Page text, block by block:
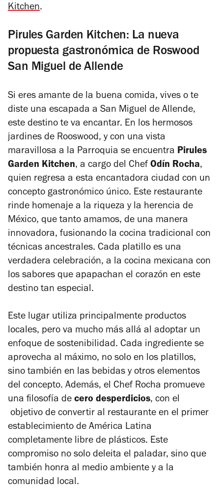
Kitchen.
Pirules Garden Kitchen: La nueva
propuesta gastronómica de Roswood
San Miguel de Allende
Si eres amante de la buena comida, vives o te
diste una escapada a San Miguel de Allende,
este destino te va encantar. En los hermosos
jardines de Rooswood, y con una vista
maravillosa a la Parroquia se encuentra Pirules
Garden Kitchen, a cargo del Chef Odín Rocha,
quien regresa a esta encantadora ciudad con un
concepto gastronómico único. Este restaurante
rinde homenaje a la riqueza y la herencia de
México, que tanto amamos, de una manera
innovadora, fusionando la cocina tradicional con
técnicas ancestrales. Cada platillo es una
verdadera celebración, a la cocina mexicana con
los sabores que apapachan el corazón en este
destino tan especial.
Este lugar utiliza principalmente productos
locales, pero va mucho más allá al adoptar un
enfoque de sostenibilidad. Cada ingrediente se
aprovecha al máximo, no solo en los platillos,
sino también en las bebidas y otros elementos
del concepto. Además, el Chef Rocha promueve
una filosofía de cero desperdicios, con el
objetivo de convertir al restaurante en el primer
establecimiento de América Latina
completamente libre de plásticos. Este
compromiso no solo deleita el paladar, sino que
también honra al medio ambiente y a la
comunidad local.